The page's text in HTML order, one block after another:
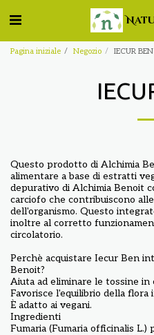
Pagina iniziale Negozio IECUR BEN
Questo prodotto di Alchimia
alimentare a base di estratti
depurativo di Alchimia Benoit
carciofo che contribuiscono
dell'organismo. Questo
inoltre al corretto
circolatorio.
Perchè acquistare Iecur Ben
Benoit?
Aiuta ad eliminare le tossine in
Favorisce l'equilibrio della flora
È adatto ai vegani.
Ingredienti
Fumaria (Fumaria officinalis L.)